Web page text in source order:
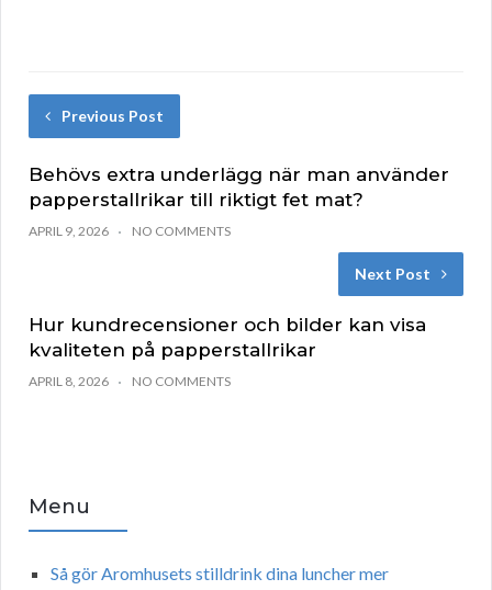
Previous Post
Behövs extra underlägg när man använder
papperstallrikar till riktigt fet mat?
APRIL 9, 2026 NO COMMENTS
Next Post
Hur kundrecensioner och bilder kan visa
kvaliteten på papperstallrikar
APRIL 8, 2026 NO COMMENTS
Menu
Så gör Aromhusets stilldrink dina luncher mer